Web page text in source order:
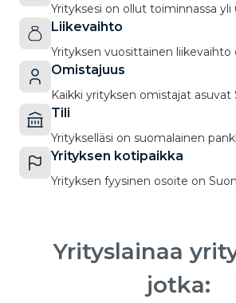
Yrityksesi on ollut toiminnassa yli
Liikevaihto
Yrityksen vuosittainen
Omistajuus
Kaikki yrityksen omistajat asuvat
Tili
Yritykselläsi on suomalainen
Yrityksen kotipaikka
Yrityksen fyysinen osoite on
Yrityslainaa
jotka: